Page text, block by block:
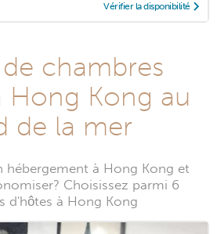
Vérifier la disponibilité
chambres
Hong Kong au
de la mer
hébergement à Hong Kong et
Choisissez parmi 6
d'hôtes à Hong Kong